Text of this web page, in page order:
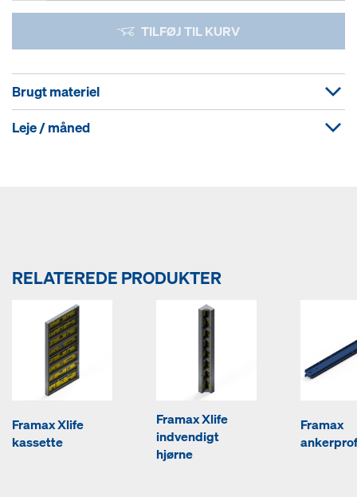
TILFØJ TIL KURV
Brugt materiel
Leje / måned
RELATEREDE PRODUKTER
Framax Xlife
kassette
Framax Xlife
indvendigt
hjørne
Framax